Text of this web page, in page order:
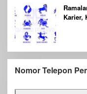
Karier,
Nomor Telepon